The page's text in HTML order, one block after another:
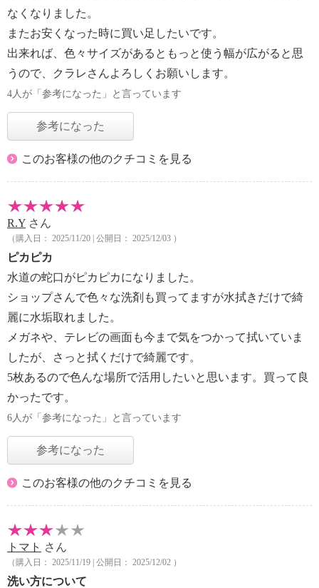
なくなりました。
またお安くなった時に買い足したいです。
出来れば、色々サイズがあるともっと使う幅が広がると思
うので、クラレさんよろしくお願いします。
4人が「参考になった」と言っています
参考になった
このお客様の他のクチコミを見る
R.Y さん
（購入日： 2025/11/20 | 公開日： 2025/12/03 ）
ピカピカ
水道の蛇口がピカピカになりました。
ショップさんで色々な洗剤も買ってますが水拭きだけで綺
麗に水垢取れました。
メガネや、テレビの画面も今まで気をつかって拭いていま
したが、さっと拭くだけで綺麗です。
5枚あるので色んな場所で活用したいと思います。買って良
かったです。
6人が「参考になった」と言っています
参考になった
このお客様の他のクチコミを見る
トマト さん
（購入日： 2025/11/19 | 公開日： 2025/12/02 ）
洗い方について